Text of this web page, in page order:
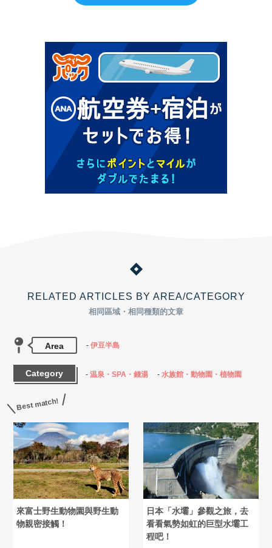
RELATED ARTICLES BY AREA/CATEGORY
相同區域・相同種類的文章
Area 伊豆半島
Category 温泉・SPA・錢湯 水族館・動物園・植物園
Best match!
來富士野生動物園與野生動
物親密接觸！
日本「水壩」參觀之旅，去
看看氣勢如虹的巨型水壩工
程吧！